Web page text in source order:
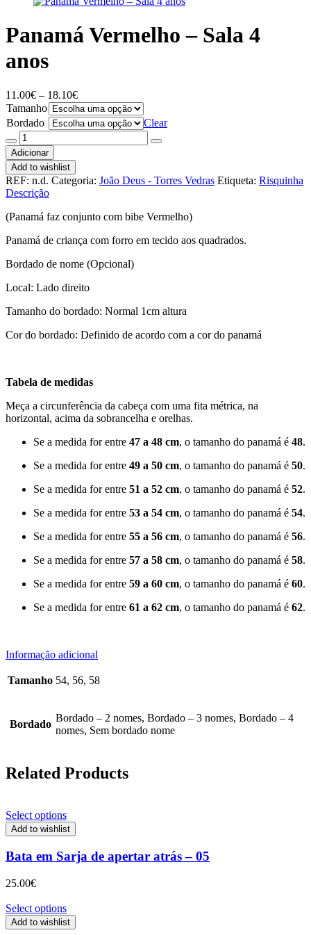
Panamá Vermelho – Sala 4
anos
11.00€ – 18.10€Price
range:
11.00€
through
18.10€
Tamanho
Bordado
Clear
Quantidade
de
Panamá
Vermelho
-
Sala
anos
Adicionar
Add to wishlist
REF: n.d. Categoria: João Deus - Torres Vedras Etiqueta: Risquinha
Descrição
(Panamá faz conjunto com bibe Vermelho)
Panamá de criança com forro em tecido aos quadrados.
Bordado de nome (Opcional)
Local: Lado direito
Tamanho do bordado: Normal 1cm altura
Cor do bordado: Definido de acordo com a cor do panamá
Tabela de medidas
Meça a circunferência da cabeça com uma fita métrica, na
horizontal, acima da sobrancelha e orelhas.
Se a medida for entre 47 a 48 cm, o tamanho do panamá é 48.
Se a medida for entre 49 a 50 cm, o tamanho do panamá é 50.
Se a medida for entre 51 a 52 cm, o tamanho do panamá é 52.
Se a medida for entre 53 a 54 cm, o tamanho do panamá é 54.
Se a medida for entre 55 a 56 cm, o tamanho do panamá é 56.
Se a medida for entre 57 a 58 cm, o tamanho do panamá é 58.
Se a medida for entre 59 a 60 cm, o tamanho do panamá é 60.
Se a medida for entre 61 a 62 cm, o tamanho do panamá é 62.
Informação adicional
Tamanho 54, 56, 58
Bordado
Bordado – 2 nomes, Bordado – 3 nomes, Bordado – 4
nomes, Sem bordado nome
Related Products
Select options
Add to wishlist
Bata em Sarja de apertar atrás – 05
25.00€
Select options
Add to wishlist